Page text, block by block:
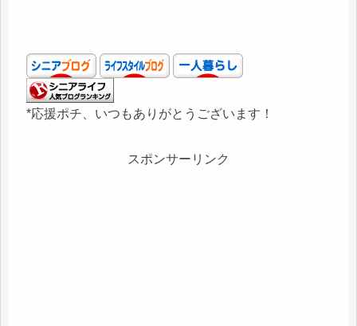
*応援ポチ、いつもありがとうございます！
スポンサーリンク